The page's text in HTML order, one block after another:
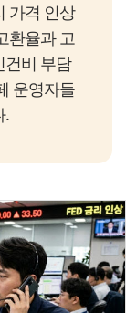
가격 인상
환율과 고
건비 부담
운영자들
.